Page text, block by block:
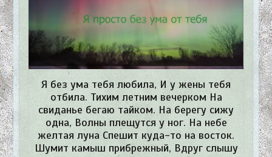
Я без ума тебя любила, И у жены тебя
отбила. Тихим летним вечерком На
свиданье бегаю тайком. На берегу сижу
одна, Волны плещутся у ног. На небе
желтая луна Спешит куда-то на восток.
Шумит камыш прибрежный, Вдруг слышу